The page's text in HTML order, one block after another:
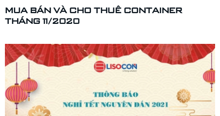
MUA BÁN VÀ CHO THUÊ CONTAINER
THÁNG 11/2020